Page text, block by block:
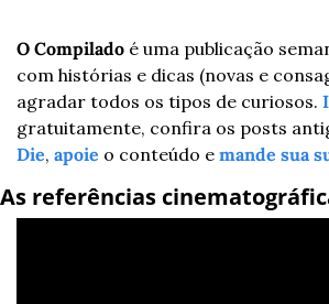
O Compilado é uma publicação
com histórias e dicas (novas e
agradar todos os tipos de curiosos.
gratuitamente, confira os posts
Die, apoie o conteúdo e mande sua
As referências